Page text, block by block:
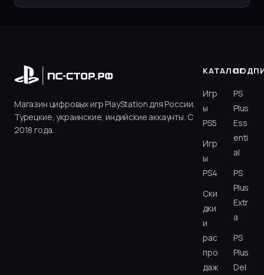
Магазин цифровых игр PlayStation для России.
Турецкие, украинские, индийские аккаунты. С
2018 года.
КАТАЛОГ
Игр
ы
PS5
Игр
ы
PS4
Ски
дки
и
рас
про
даж
PS
Plus
Ess
enti
al
PS
Plus
Extr
a
PS
Plus
Del